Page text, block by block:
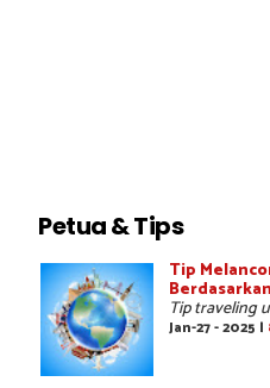
Petua & Tips
Tip
Tip traveling
Jan-27 - 2025 |